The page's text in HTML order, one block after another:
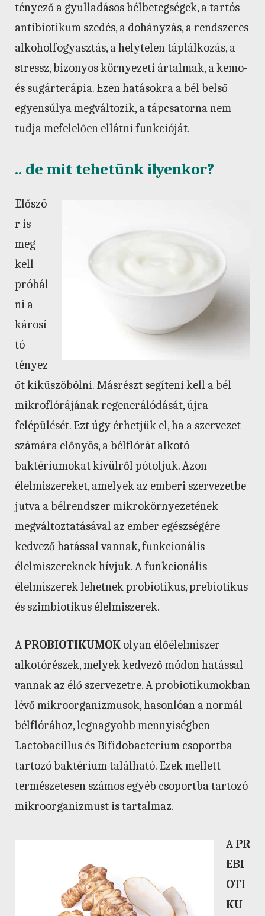
tényező a gyulladásos bélbetegségek, a tartós
antibiotikum szedés, a dohányzás, a rendszeres
alkoholfogyasztás, a helytelen táplálkozás, a
stressz, bizonyos környezeti ártalmak, a kemo-
és sugárterápia. Ezen hatásokra a bél belső
egyensúlya megváltozik, a tápcsatorna nem
tudja mefelelően ellátni funkcióját.
.. de mit tehetünk ilyenkor?
Előszö
r is
meg
kell
próbál
ni a
károsí
tó
tényez
őt kiküszöbölni. Másrészt segíteni kell a bél
mikroflórájának regenerálódását, újra
felépülését. Ezt úgy érhetjük el, ha a szervezet
számára előnyös, a bélflórát alkotó
baktériumokat kívülről pótoljuk. Azon
élelmiszereket, amelyek az emberi szervezetbe
jutva a bélrendszer mikrokörnyezetének
megváltoztatásával az ember egészségére
kedvező hatással vannak, funkcionális
élelmiszereknek hívjuk. A funkcionális
élelmiszerek lehetnek probiotikus, prebiotikus
és szimbiotikus élelmiszerek.
APROBIOTIKUMOK olyan élőélelmiszer
alkotórészek, melyek kedvező módon hatással
vannak az élő szervezetre. A probiotikumokban
lévő mikroorganizmusok, hasonlóan a normál
bélflórához, legnagyobb mennyiségben
Lactobacillus és Bifidobacterium csoportba
tartozó baktérium található. Ezek mellett
természetesen számos egyéb csoportba tartozó
mikroorganizmust is tartalmaz.
APR
EBI
OTI
KU